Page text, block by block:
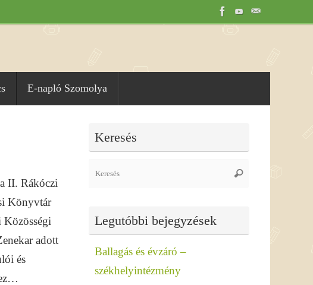
E-napló Szomolya
II. Rákóczi
Könyvtár
Közösségi
adott
és
Keresés
Keresés
Legutóbbi bejegyzések
Ballagás és évzáró –
székhelyintézmény